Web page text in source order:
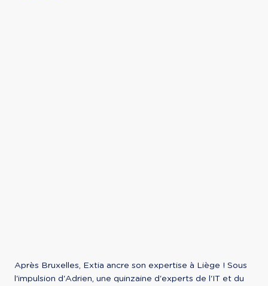
Après Bruxelles, Extia ancre son expertise à Liège ! Sous
l'impulsion d'Adrien, une quinzaine d'experts de l'IT et du